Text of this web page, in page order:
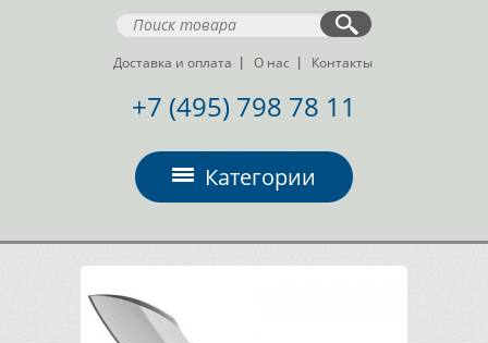
Доставка и оплата О нас Контакты
+7 (495) 798 78 11
Категории